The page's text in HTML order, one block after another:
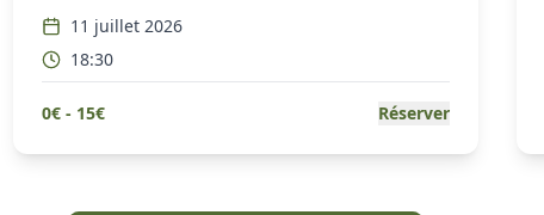
11 juillet 2026
18:30
0€ - 15€ Réserver